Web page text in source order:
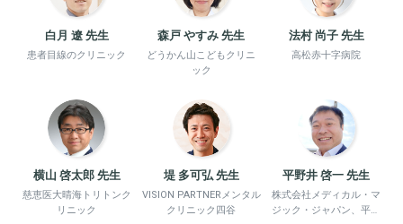
白月 遼 先生
患者目線のクリニック
森戸 やすみ 先生
どうかん山こどもクリニ
ック
法村 尚子 先生
高松赤十字病院
横山 啓太郎 先生
慈恵医大晴海トリトンク
リニック
堤 多可弘 先生
VISION PARTNERメンタル
クリニック四谷
平野井 啓一 先生
株式会社メディカル・マ
ジック・ジャパン、平野